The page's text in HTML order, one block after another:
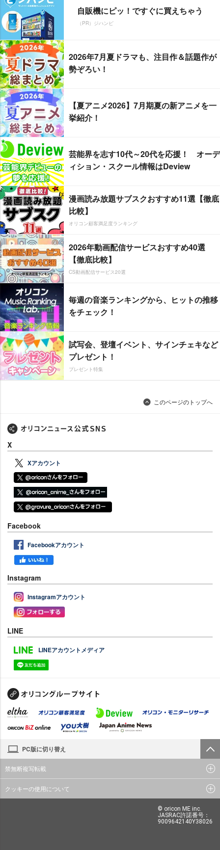
自販機にピッ！ですぐに買えちゃう
（PR）ジハンピ
2026年7月夏ドラマも、注目作＆話題作が
勢ぞろい！
【夏アニメ2026】7月期夏の新アニメを一
挙紹介！
芸能界を志す10代～20代を応援！ オーデ
ィション・スクール情報はDeview
漫画読み放題サブスクおすすめ11選【徹底
比較】
オリコン顧客満足度ランキング
2026年動画配信サービスおすすめ40選
【徹底比較】
CS動画配信サービス20選
毎週の音楽ランキングから、ヒットの推移
をチェック！
試写会、登壇イベント、サインチェキなど
プレゼント！
プレゼント特集
このページのトップへ
X
Xアカウント
Facebook
Facebookアカウント
Instagram
Instagramアカウント
LINE
LINEアカウントメディア
PC版に切り替え
禁無断複写転載
クッキーの使用について
© oricon ME inc.
JASRAC許諾番号：
9009642140Y38026